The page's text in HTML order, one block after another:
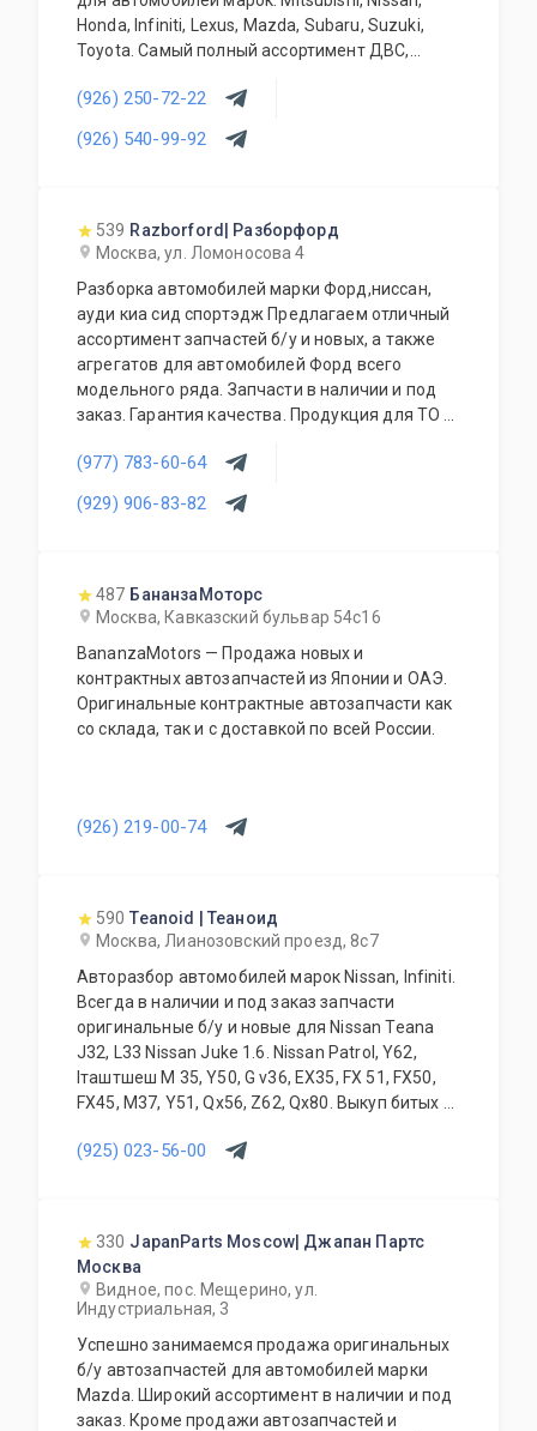
Оборудованные мастерские и ремонтный цех.
Консультации наших специалистов.
гарантия качества на продукцию и весь
Конкурентоспособные цены. Система скидок.
Honda, Infiniti, Lexus, Mazda, Subaru, Suzuki,
Toyota. Самый полный ассортимент ДВС,
прочего. Предоставляется гарантия качества
на всю продукцию. Приемлемые цены и
система скидок для постоянных и оптовых
(926) 250-72-22
(926) 540-99-92
539 Razborford| Разборфорд
Москва, ул. Ломоносова 4
Разборка автомобилей марки Форд,ниссан,
ауди киа сид спортэдж Предлагаем отличный
ассортимент запчастей б/у и новых, а также
агрегатов для автомобилей Форд всего
модельного ряда. Запчасти в наличии и под
заказ. Гарантия качества. Продукция для ТО и
автомобилей. Доступные цены. Работа с
региональными клиентами. Приезжайте к нам
- квалифицированные специалисты помогут с
(977) 783-60-64
(929) 906-83-82
487 БананзаМоторс
Москва, Кавказский бульвар 54с16
BananzaMotors — Продажа новых и
контрактных автозапчастей из Японии и ОАЭ.
Оригинальные контрактные автозапчасти как
со склада, так и с доставкой по всей России.
(926) 219-00-74
590 Teanoid | Теаноид
Москва, Лианозовский проезд, 8с7
Авторазбор автомобилей марок Nissan, Infiniti.
Всегда в наличии и под заказ запчасти
оригинальные б/у и новые для Nissan Teana
J32, L33 Nissan Juke 1.6. Nissan Patrol, Y62,
Iташтшеш M 35, Y50, G v36, EX35, FX 51, FX50,
FX45, M37, Y51, Qx56, Z62, Qx80. Выкуп битых и
запчастей и дополнительного оборудования.
Квалифицированные специалисты нашей
компании всегда грамотно ответят на любые
вопросы по оснащению, подбору, замене
Возможна доставка по Москве. Доставка в
регионы России и ближнего зарубежья.
Работаем ежедневно.
(925) 023-56-00
330 JapanParts Moscow| Джапан Партс
Москва
Видное, пос. Мещерино, ул.
Индустриальная, 3
Успешно занимаемся продажа оригинальных
б/у автозапчастей для автомобилей марки
Mazda. Широкий ассортимент в наличии и под
заказ. Кроме продажи автозапчастей и